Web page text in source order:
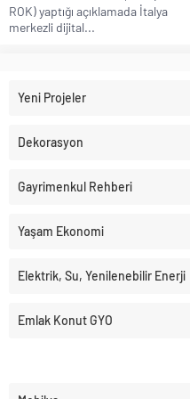
ROK) yaptığı açıklamada İtalya
merkezli dijital...
Yeni Projeler
Dekorasyon
Gayrimenkul Rehberi
Yaşam Ekonomi
Elektrik, Su, Yenilenebilir Enerji
Emlak Konut GYO